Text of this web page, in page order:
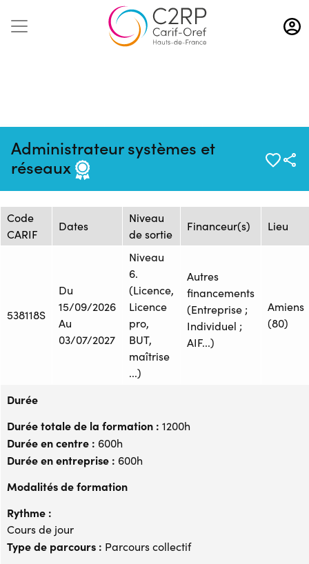
Aller
au
contenu
Administrateur systèmes et
réseaux
18/02/2026
26252930F
SOMME
Session de formation
Code
CARIF
Dates
Niveau
de sortie
Financeur(s) Lieu
538118S
Du
15/09/2026
Au
03/07/2027
Niveau
6.
(Licence,
Licence
pro,
BUT,
maîtrise
...)
Autres
financements
(Entreprise ;
Individuel ;
AIF...)
Amiens
(80)
Durée
Durée totale de la formation : 1200h
Durée en centre : 600h
Durée en entreprise : 600h
Modalités de formation
Rythme :
Cours de jour
Type de parcours : Parcours collectif